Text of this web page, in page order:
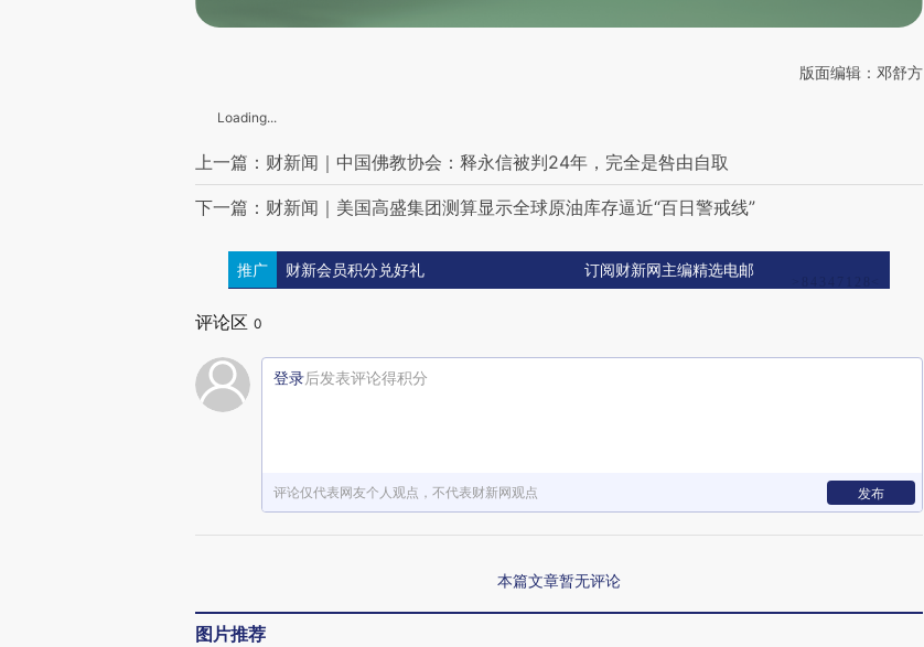
国际原子能机构：扎波罗热核电站厂区两年来首次发生无人机袭击
点球大战胜阿森纳 巴黎圣日耳曼蝉联欧冠冠军
全美汽油均价仍较伊朗战事前上涨46%
中方代表：日本没有资格谈国际防务合作
国务院山西留神峪煤矿事故调查组公告
“港车北上”政策延长至2031年
内蒙古多部门联合检查售卖集采药违规药店
接连发生事故致严重人员伤亡，河南省委书记批示：立即开展专项整治
第28届上影节金爵奖五大单元入围名单公布
39岁博主被虫咬后感染，不幸去世
白宫公布特朗普年度体检报告：增重超6公斤，还在用药治疗高胆固醇
版面编辑：邓舒方
Loading...
上一篇：财新闻｜中国佛教协会：释永信被判24年，完全是咎由自取
下一篇：财新闻｜美国高盛集团测算显示全球原油库存逼近“百日警戒线”
推广 财新会员积分兑好礼 订阅财新网主编精选电邮
评论区 0
登录后发表评论得积分
评论仅代表网友个人观点，不代表财新网观点 发布
本篇文章暂无评论
图片推荐